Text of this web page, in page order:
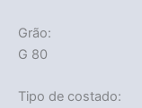
Grão:
G 80
Tipo de costado: